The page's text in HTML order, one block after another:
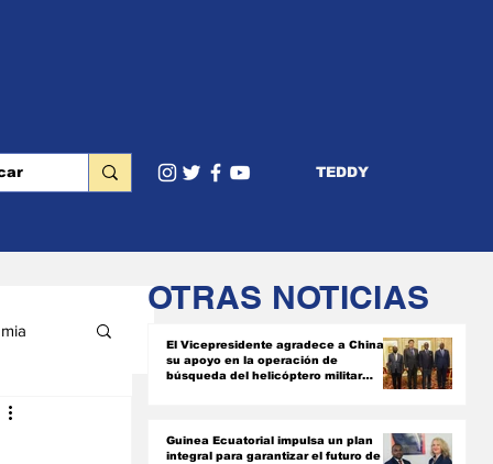
TEDDY
OTRAS NOTICIAS
El Vicepresidente agradece a China
su apoyo en la operación de
búsqueda del helicóptero militar
Guinea Ecuatorial impulsa un plan
integral para garantizar el futuro de